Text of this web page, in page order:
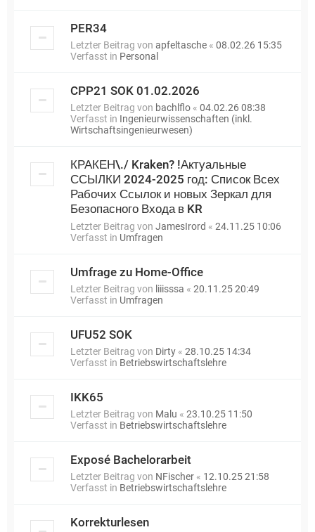
PER34
Letzter Beitrag von apfeltasche « 08.02.26 15:35
Verfasst in Personal
CPP21 SOK 01.02.2026
Letzter Beitrag von bachlflo « 04.02.26 08:38
Verfasst in Ingenieurwissenschaften (inkl.
Wirtschaftsingenieurwesen)
КРАКЕН\./ Kraken? !Актуальные
ССЫЛКИ 2024-2025 год: Список Всех
Рабочих Ссылок и новых Зеркал для
Безопасного Входа в KR
Letzter Beitrag von JamesIrord « 24.11.25 10:06
Verfasst in Umfragen
Umfrage zu Home-Office
Letzter Beitrag von liiisssa « 20.11.25 20:49
Verfasst in Umfragen
UFU52 SOK
Letzter Beitrag von Dirty « 28.10.25 14:34
Verfasst in Betriebswirtschaftslehre
IKK65
Letzter Beitrag von Malu « 23.10.25 11:50
Verfasst in Betriebswirtschaftslehre
Exposé Bachelorarbeit
Letzter Beitrag von NFischer « 12.10.25 21:58
Verfasst in Betriebswirtschaftslehre
Korrekturlesen